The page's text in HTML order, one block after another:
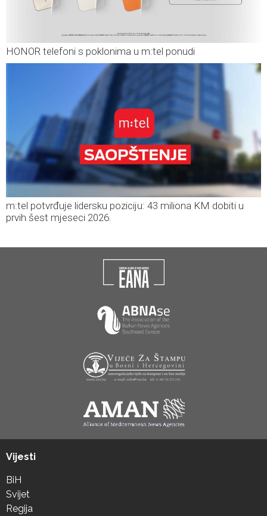
HONOR telefoni s poklonima u m:tel ponudi
m:tel potvrđuje lidersku poziciju: 43 miliona KM dobiti u
prvih šest mjeseci 2026.
Vijesti
BiH
Svijet
Regija